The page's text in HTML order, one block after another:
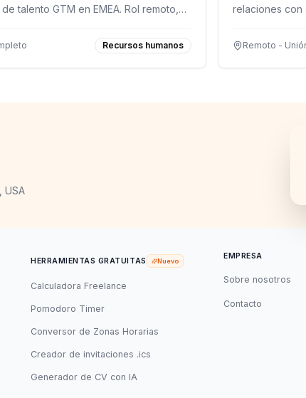
talento GTM en EMEA. Rol remoto,
Recursos humanos
relaciones con
Remoto -
USA
HERRAMIENTAS GRATUITAS Nuevo
Calculadora Freelance
Pomodoro Timer
Conversor de Zonas Horarias
Creador de invitaciones .ics
Generador de CV con IA
EMPRESA
Sobre nosotros
Contacto